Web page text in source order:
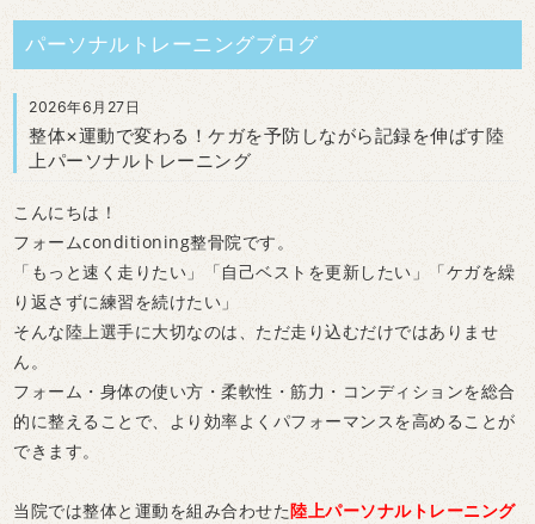
パーソナルトレーニングブログ
2026年6月27日
整体×運動で変わる！ケガを予防しながら記録を伸ばす陸
上パーソナルトレーニング
こんにちは！
フォームconditioning整骨院です。
「もっと速く走りたい」「自己ベストを更新したい」「ケガを繰
り返さずに練習を続けたい」
そんな陸上選手に大切なのは、ただ走り込むだけではありませ
ん。
フォーム・身体の使い方・柔軟性・筋力・コンディションを総合
的に整えることで、より効率よくパフォーマンスを高めることが
できます。
当院では整体と運動を組み合わせた陸上パーソナルトレーニング